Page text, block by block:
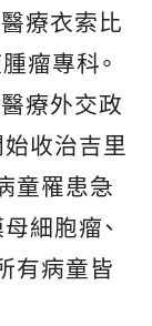
療衣索比
瘤專科。
療外交政
始收治吉里
童罹患急
細胞瘤、
有病童皆